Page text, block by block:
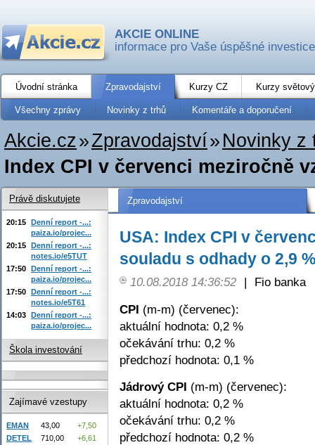
AKCIE ONLINE
informace pro Vaše úspěšné investice
Úvodní stránka Zpravodajství Kurzy CZ Kurzy
Všechny zprávy Novinky z trhů Komentáře a doporučení
Akcie.cz»Zpravodajství» Novinky z
Index CPI v červenci meziročně
Zpravodajství
USA: Index CPI v
souladu s odhady o 2,9 %
10.08.2018 14:36:52 |
Fio banka
CPI (m-m) (červenec):
aktuální hodnota: 0,2 %
očekávání trhu: 0,2 %
předchozí hodnota: 0,1 %
Jádrový CPI (m-m) (červenec):
aktuální hodnota: 0,2 %
očekávání trhu: 0,2 %
předchozí hodnota: 0,2 %
Právě diskutujete
20:15 Denní report -...:
paiza.io/projec...
20:15 Denní report -...:
notes.io/e5TUT
17:50 Denní report -...:
paiza.io/projec...
17:50 Denní report -...:
notes.io/e5T61
14:03 Denní report -...:
paiza.io/projec...
Škola investování
Zajímavé vzestupy
EMAN 43,00
+7,50
DETEL
710,00
+6,61